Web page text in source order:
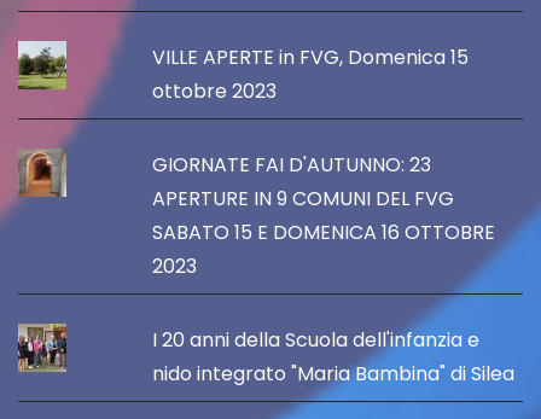
VILLE APERTE in FVG, Domenica 15
ottobre 2023
GIORNATE FAI D'AUTUNNO: 23
APERTURE IN 9 COMUNI DEL FVG
SABATO 15 E DOMENICA 16 OTTOBRE
2023
I 20 anni della Scuola dell'infanzia e
nido integrato "Maria Bambina" di Silea